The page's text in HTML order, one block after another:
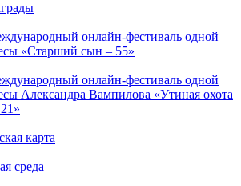
онлайн-фестиваль одной
«Старший сын – 55»
онлайн-фестиваль одной
Александра Вампилова «Утиная охота
карта
среда